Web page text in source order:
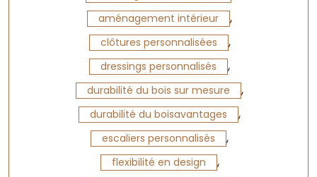
aménagement intérieur ,
clôtures personnalisées ,
dressings personnalisés ,
durabilité du bois sur mesure ,
durabilité du boisavantages ,
escaliers personnalisés ,
flexibilité en design ,